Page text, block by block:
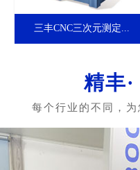
三丰CNC三次元测定...